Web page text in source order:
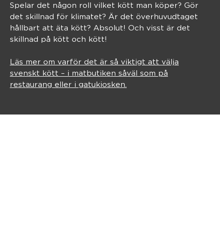
Spelar det någon roll vilket kött man köper? Gör
det skillnad för klimatet? Är det överhuvudtaget
hållbart att äta kött? Absolut! Och visst är det
skillnad på kött och kött!
Läs mer om varför det är så viktigt att välja
svenskt kött – i matbutiken såväl som på
restaurang eller i gatukiosken.